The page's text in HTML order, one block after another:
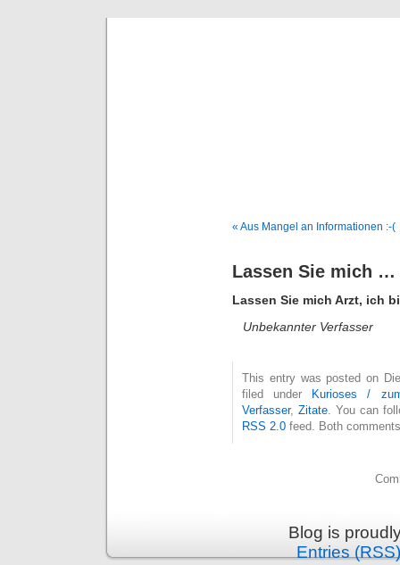
« Aus Mangel an Informationen :-(
Lassen Sie mich …
Lassen Sie mich Arzt, ich
Unbekannter Verfasser
This entry was posted on
filed under
Kurioses /
Verfasser, Zitate. You can
RSS 2.0 feed. Both
Blog is
Entries (RSS)